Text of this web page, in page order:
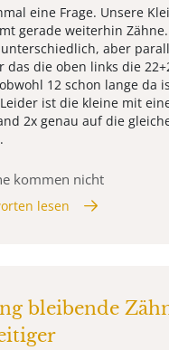
eine Frage. Unsere
gerade weiterhin Zähne.
aber
das die oben links die
12 schon lange da
ist die kleine mit
2x genau auf die
kommen nicht
lesen
bleibende